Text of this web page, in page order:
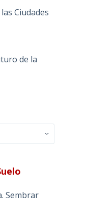
Ciudades
de la
Sembrar